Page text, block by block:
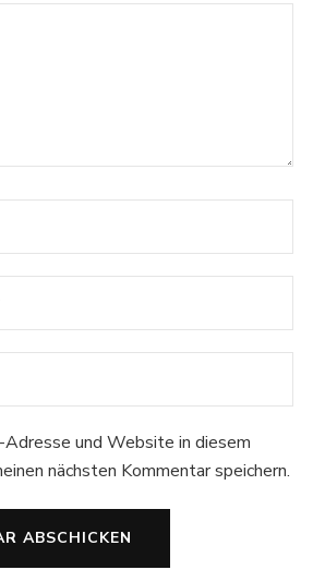
Adresse und Website in diesem
nächsten Kommentar speichern.